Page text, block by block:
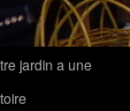
jardin a une